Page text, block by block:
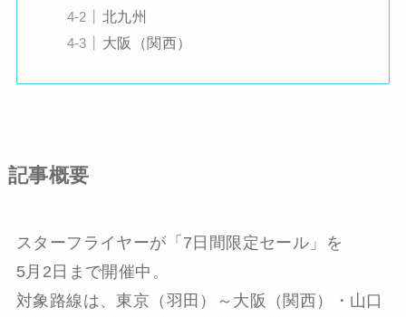
北九州
大阪（関西）
記事概要
スターフライヤーが「7日間限定セール」を
5月2日まで開催中。
対象路線は、東京（羽田）～大阪（関西）・山口